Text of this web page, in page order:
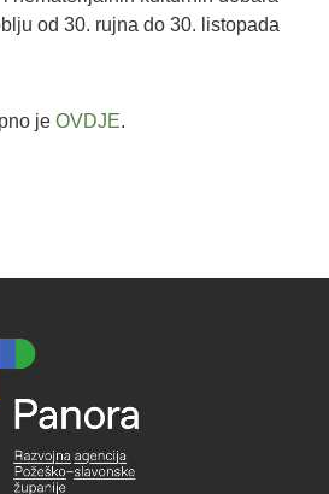
od 30. rujna do 30. listopada
je OVDJE.